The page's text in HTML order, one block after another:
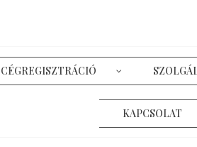
CÉGREGISZTRÁCIÓ
KAPCSOLAT